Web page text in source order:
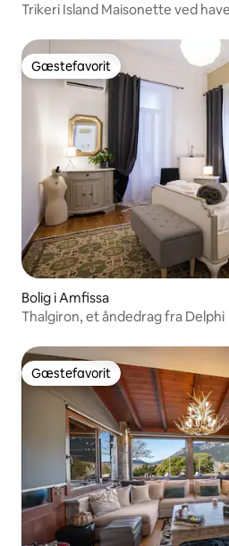
Trikeri Island Maisonette ved
Gæstefavorit
Gæstefavorit
Bolig i Amfissa
Thalgiron, et åndedrag fra Delphi
Gæstefavorit
Gæstefavorit